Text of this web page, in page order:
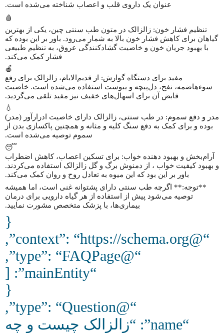
عنوان یک داروی قلب و اعصاب شناخته می‌شده است.
🩸
تنظیم فشار خون: زالزالک در متون طب سنتی چین، یکی از بهترین
گیاهان برای کاهش فشار خون بالا به شمار می‌رود. باور بر این بوده که
با بهبود جریان خون و خاصیت گشادکنندگی عروق، به تنظیم طبیعی
فشار کمک می‌کند.
🍎
مفید برای دستگاه گوارش: از قدیم‌الایام، زالزالک برای رفع
سوءهاضمه، نفخ، دل‌پیچه و یبوست استفاده می‌شده است. خاصیت
قابض آن برای اسهال‌های خفیف نیز مفید تلقی می‌گردید.
💧
مدر و دفع سموم: در طب سنتی، زالزالک دارای خاصیت ادرارآور (مدر)
بوده و برای کمک به دفع سنگ کلیه و مثانه و همچنین پاکسازی بدن از
سموم توصیه می‌شده است.
😴
آرام‌بخش و بهبود دهنده خواب: برای تسکین اعصاب، کاهش اضطراب
و بهبود کیفیت خواب ، از دمنوش برگ و گل زالزالک استفاده می‌کردند.
باور بر این بود که این میوه به تعادل روح و روان کمک می‌کند.
**توجه:** اگرچه طب سنتی دارای پشتوانه غنی است، اما همیشه
توصیه می‌شود پیش از استفاده از هر گیاه دارویی برای درمان
بیماری‌ها، با پزشک متخصص مشورت نمایید.
{
“@context”: “https://schema.org”,
“@type”: “FAQPage”,
“mainEntity”: [
{
“@type”: “Question”,
“name”: “زالزالک چیست و چه